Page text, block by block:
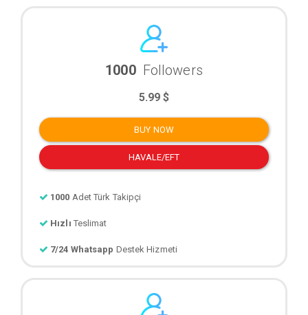
1000 Followers
5.99 $
BUY NOW
HAVALE/EFT
1000 Adet Türk Takipçi
Hızlı Teslimat
7/24 Whatsapp Destek Hizmeti